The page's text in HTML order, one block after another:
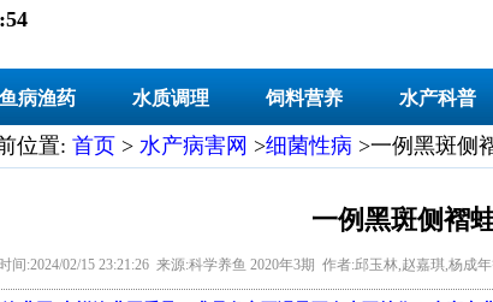
鱼病渔药 水质调理 饲料营养 水产科普
位置: 首页 > 水产病害网 >细菌性病 >一例黑斑侧
一例黑斑侧褶
间:2024/02/15 23:21:26 来源:科学养鱼 2020年3期 作者:邱玉林,赵嘉琪,杨成